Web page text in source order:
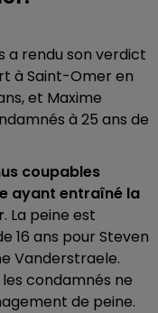
a rendu son verdict
à Saint-Omer en
et Maxime
à 25 ans de
coupables
ayant entraîné la
. La peine est
16 ans pour Steven
Vanderstraele.
condamnés ne
de peine.